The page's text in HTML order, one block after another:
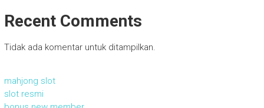
Recent Comments
Tidak ada komentar untuk ditampilkan.
mahjong slot
slot resmi